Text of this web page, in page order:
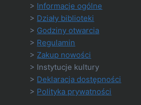
> Informacje ogólne
> Działy biblioteki
> Godziny otwarcia
> Regulamin
> Zakup nowości
> Instytucje kultury
> Deklaracja dostępności
> Polityka prywatności